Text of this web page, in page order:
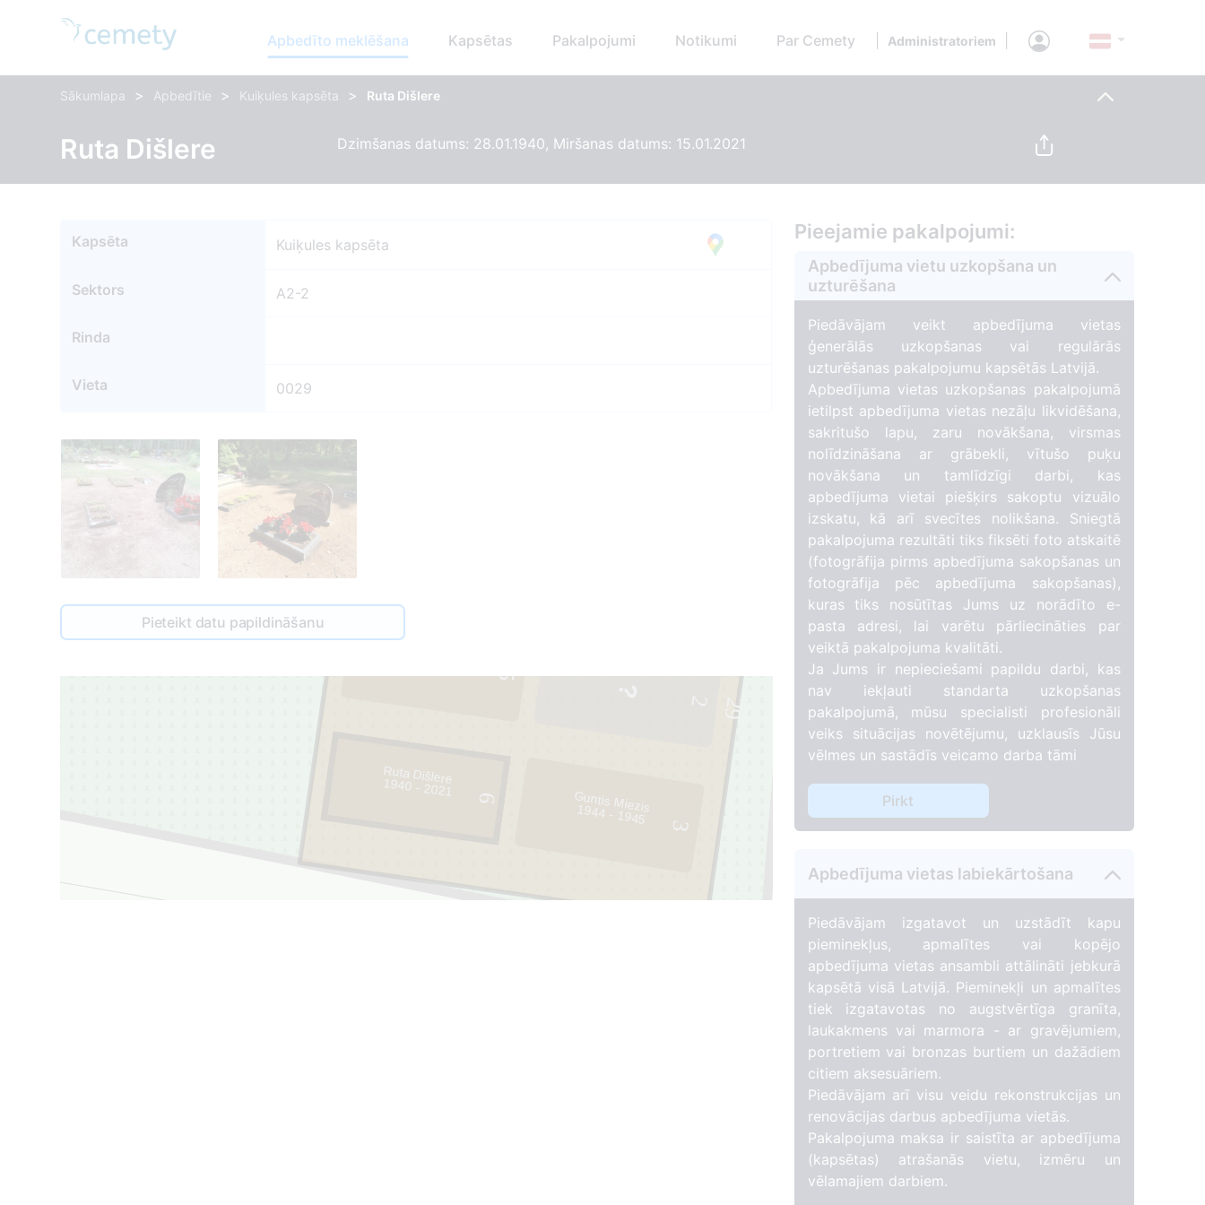
Apbedīto meklēšana Kapsētas Pakalpojumi Notikumi Par Cemety Administratoriem
Sākumlapa > Apbedītie > Kuiķules kapsēta > Ruta Dišlere
Ruta Dišlere Dzimšanas datums: 28.01.1940, Miršanas datums: 15.01.2021
Kapsēta Kuiķules kapsēta
Sektors A2-2
Rinda
Vieta 0029
Pieteikt datu papildināšanu
29
3
5
6 Guntis Miezis
1944 - 1945
Ruta Dišlere
1940 - 2021
Pieejamie pakalpojumi:
Apbedījuma vietu uzkopšana un
uzturēšana
Piedāvājam veikt apbedījuma vietas
ģenerālās uzkopšanas vai regulārās
uzturēšanas pakalpojumu kapsētās Latvijā.
Apbedījuma vietas uzkopšanas pakalpojumā
ietilpst apbedījuma vietas nezāļu likvidēšana,
sakritušo lapu, zaru novākšana, virsmas
nolīdzināšana ar grābekli, vītušo puķu
novākšana un tamlīdzīgi darbi, kas
apbedījuma vietai piešķirs sakoptu vizuālo
izskatu, kā arī svecītes nolikšana. Sniegtā
pakalpojuma rezultāti tiks fiksēti foto atskaitē
(fotogrāfija pirms apbedījuma sakopšanas un
fotogrāfija pēc apbedījuma sakopšanas),
kuras tiks nosūtītas Jums uz norādīto e-
pasta adresi, lai varētu pārliecināties par
veiktā pakalpojuma kvalitāti.
Ja Jums ir nepieciešami papildu darbi, kas
nav iekļauti standarta uzkopšanas
pakalpojumā, mūsu specialisti profesionāli
veiks situācijas novētējumu, uzklausīs Jūsu
vēlmes un sastādīs veicamo darba tāmi
Pirkt
Apbedījuma vietas labiekārtošana
Piedāvājam izgatavot un uzstādīt kapu
pieminekļus, apmalītes vai kopējo
apbedījuma vietas ansambli attālināti jebkurā
kapsētā visā Latvijā. Pieminekļi un apmalītes
tiek izgatavotas no augstvērtīga granīta,
laukakmens vai marmora - ar gravējumiem,
portretiem vai bronzas burtiem un dažādiem
citiem aksesuāriem.
Piedāvājam arī visu veidu rekonstrukcijas un
renovācijas darbus apbedījuma vietās.
Pakalpojuma maksa ir saistīta ar apbedījuma
(kapsētas) atrašanās vietu, izmēru un
vēlamajiem darbiem.